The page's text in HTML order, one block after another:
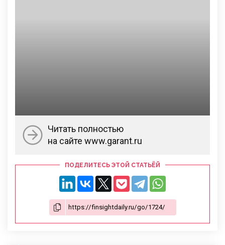
Читать полностью
на сайте www.garant.ru
ПОДЕЛИТЕСЬ ЭТОЙ СТАТЬЁЙ